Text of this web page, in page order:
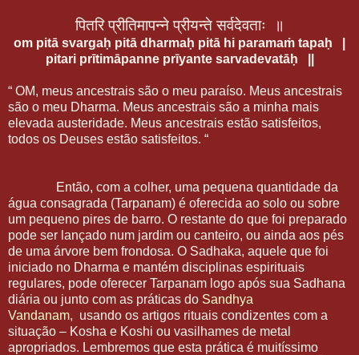
पितरि प्रीतिमापन्ने प्रीयन्ते सर्वदेवताः ॥
om pitā svargaḥ pitā dharmaḥ pitā hi paramaṁ tapaḥ |
pitari prītimāpanne prīyante sarvadevatāḥ ||
“ OM, meus ancestrais são o meu paraíso. Meus ancestrais
são o meu Dharma. Meus ancestrais são a minha mais
elevada austeridade. Meus ancestrais estão satisfeitos,
todos os Deuses estão satisfeitos. “
Então, com a colher, uma pequena quantidade da
água consagrada (Tarpanam) é oferecida ao solo ou sobre
um pequeno pires de barro. O restante do que foi preparado
pode ser lançado num jardim ou canteiro, ou ainda aos pés
de uma árvore bem frondosa. O Sadhaka, aquele que foi
iniciado no Dharma e mantém disciplinas espirituais
regulares, pode oferecer Tarpanam logo após sua Sadhana
diária ou junto com as práticas do Sandhya
Vandanam, usando os artigos rituais condizentes com a
situação – Kosha e Koshi ou vasilhames de metal
apropriados. Lembremos que esta prática é muitíssimo